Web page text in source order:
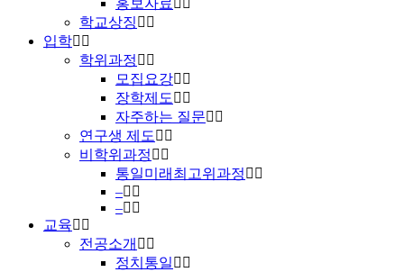
홍보자료
학교상징
입학
학위과정
모집요강
장학제도
자주하는 질문
연구생 제도
비학위과정
통일미래최고위과정
–
–
교육
전공소개
정치통일